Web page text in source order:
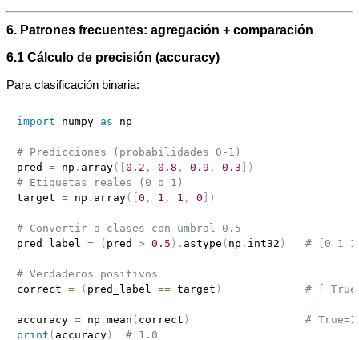
6. Patrones frecuentes: agregación + comparación
6.1 Cálculo de precisión (accuracy)
Para clasificación binaria:
import numpy as np
# Predicciones (probabilidades 0‑1)
pred = np . array( 0.2 , 0.8 , 0.9 , 0.3
)
# Etiquetas reales (0 o 1)
target = np . array( 0 , 1 , 1 , 0 )
# Convertir a clases con umbral 0.5
pred_label = ( pred > 0.5 ) . astype ( np . int32 ) # [0 1
# Verdaderos positivos
correct = ( pred_label == target ) # [ True
accuracy = np . mean ( correct )
#
print ( accuracy) # 1.0